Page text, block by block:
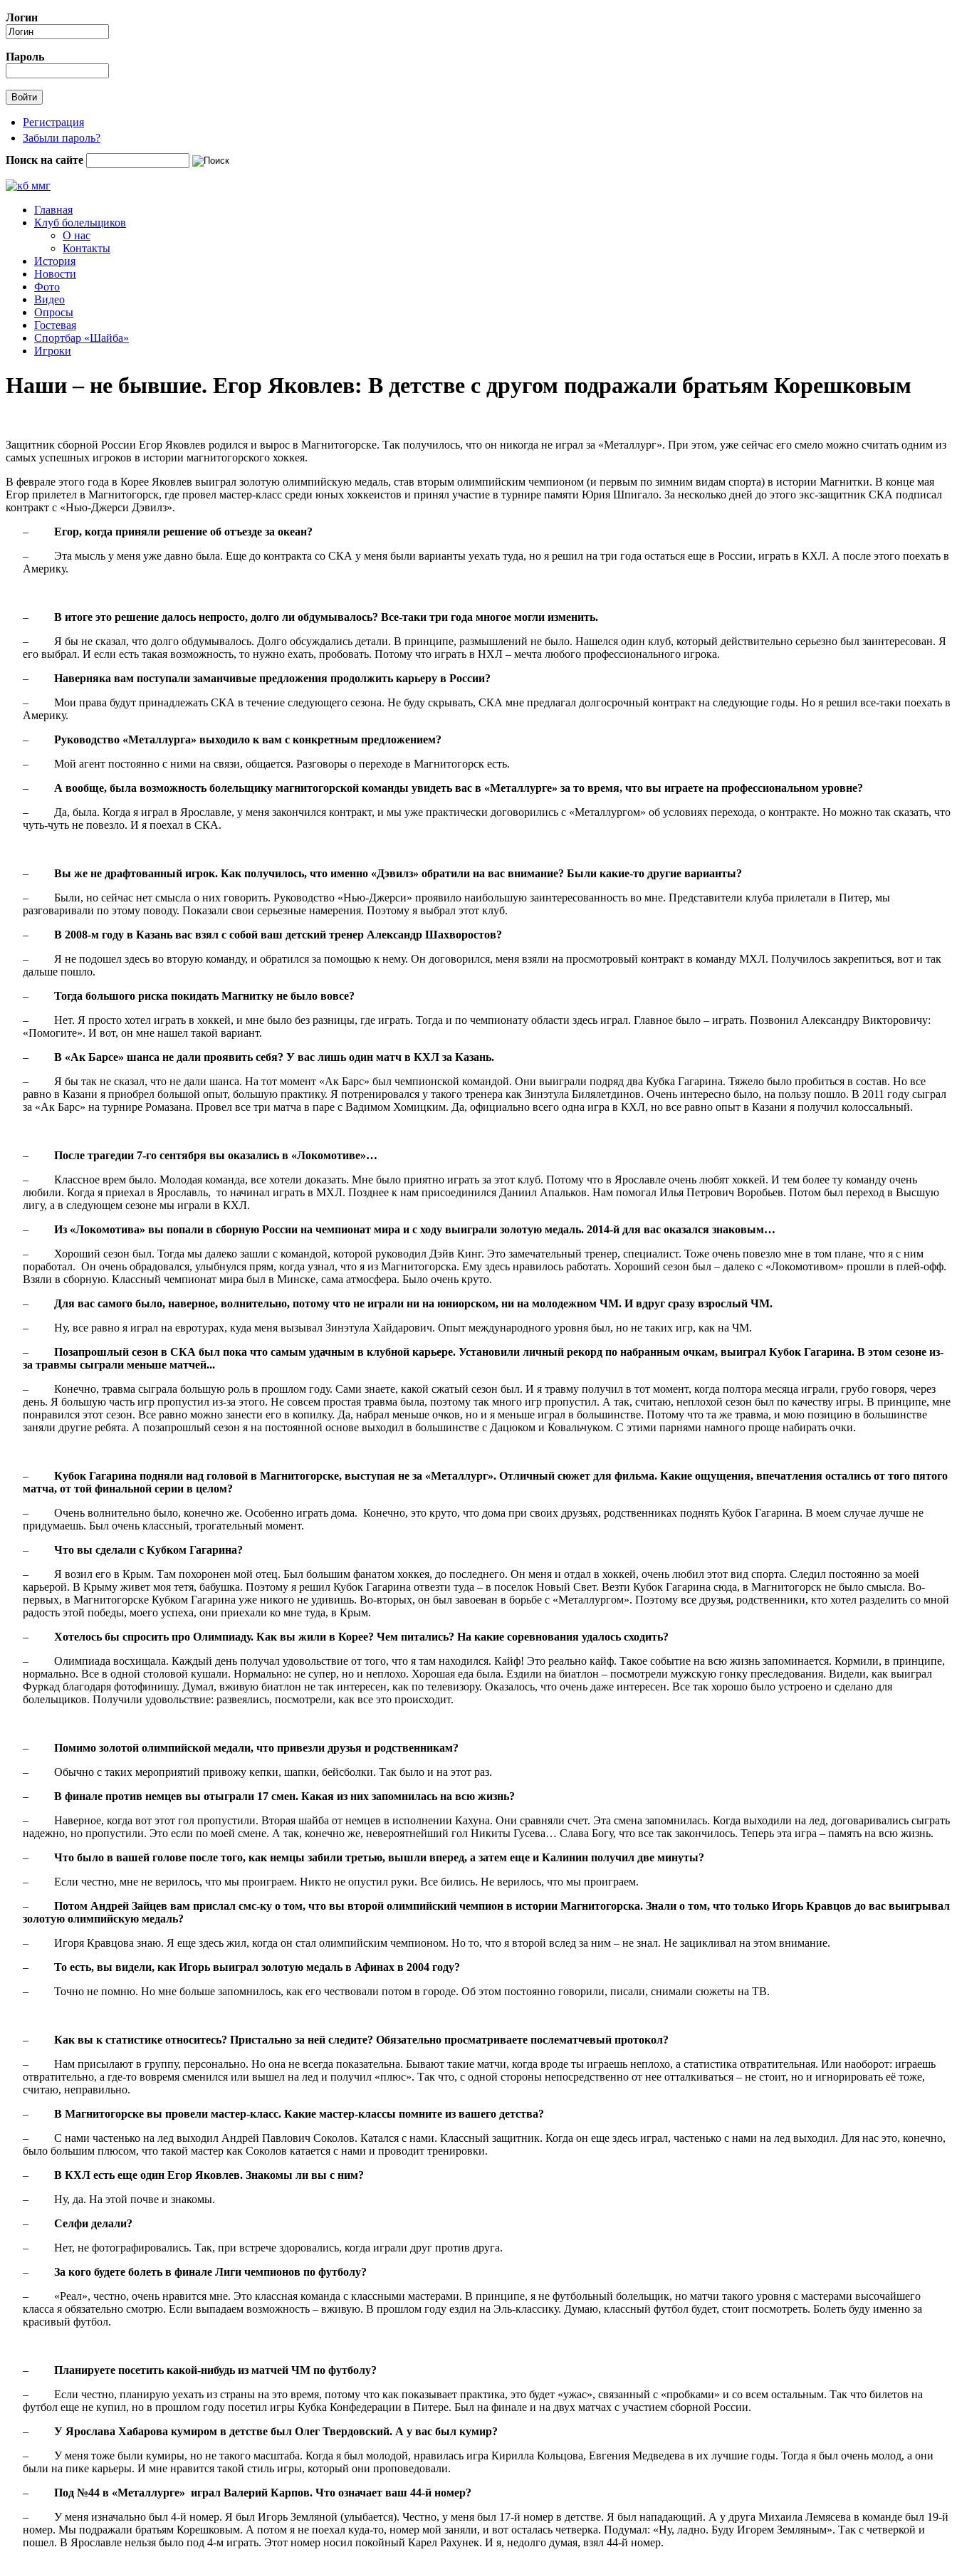
Перейти к основному содержанию
Логин
Пароль
Регистрация
Забыли пароль?
Форма поиска
Поиск на сайте
Главная
Клуб болельщиков
О нас
Контакты
История
Новости
Фото
Видео
Опросы
Гостевая
Спортбар «Шайба»
Игроки
Наши – не бывшие. Егор Яковлев: В детстве с другом подражали братьям Корешковым
Защитник сборной России Егор Яковлев родился и вырос в Магнитогорске. Так получилось, что он никогда не играл за «Металлург». При этом, уже сейчас его смело можно считать одним из
самых успешных игроков в истории магнитогорского хоккея.
В феврале этого года в Корее Яковлев выиграл золотую олимпийскую медаль, став вторым олимпийским чемпионом (и первым по зимним видам спорта) в истории Магнитки. В конце мая
Егор прилетел в Магнитогорск, где провел мастер-класс среди юных хоккеистов и принял участие в турнире памяти Юрия Шпигало. За несколько дней до этого экс-защитник СКА подписал
контракт с «Нью-Джерси Дэвилз».
– Егор, когда приняли решение об отъезде за океан?
– Эта мысль у меня уже давно была. Еще до контракта со СКА у меня были варианты уехать туда, но я решил на три года остаться еще в России, играть в КХЛ. А после этого поехать в
Америку.
– В итоге это решение далось непросто, долго ли обдумывалось? Все-таки три года многое могли изменить.
– Я бы не сказал, что долго обдумывалось. Долго обсуждались детали. В принципе, размышлений не было. Нашелся один клуб, который действительно серьезно был заинтересован. Я
его выбрал. И если есть такая возможность, то нужно ехать, пробовать. Потому что играть в НХЛ – мечта любого профессионального игрока.
– Наверняка вам поступали заманчивые предложения продолжить карьеру в России?
– Мои права будут принадлежать СКА в течение следующего сезона. Не буду скрывать, СКА мне предлагал долгосрочный контракт на следующие годы. Но я решил все-таки поехать в
Америку.
– Руководство «Металлурга» выходило к вам с конкретным предложением?
– Мой агент постоянно с ними на связи, общается. Разговоры о переходе в Магнитогорск есть.
– А вообще, была возможность болельщику магнитогорской команды увидеть вас в «Металлурге» за то время, что вы играете на профессиональном уровне?
– Да, была. Когда я играл в Ярославле, у меня закончился контракт, и мы уже практически договорились с «Металлургом» об условиях перехода, о контракте. Но можно так сказать, что
чуть-чуть не повезло. И я поехал в СКА.
– Вы же не драфтованный игрок. Как получилось, что именно «Дэвилз» обратили на вас внимание? Были какие-то другие варианты?
– Были, но сейчас нет смысла о них говорить. Руководство «Нью-Джерси» проявило наибольшую заинтересованность во мне. Представители клуба прилетали в Питер, мы
разговаривали по этому поводу. Показали свои серьезные намерения. Поэтому я выбрал этот клуб.
– В 2008-м году в Казань вас взял с собой ваш детский тренер Александр Шахворостов?
– Я не подошел здесь во вторую команду, и обратился за помощью к нему. Он договорился, меня взяли на просмотровый контракт в команду МХЛ. Получилось закрепиться, вот и так
дальше пошло.
– Тогда большого риска покидать Магнитку не было вовсе?
– Нет. Я просто хотел играть в хоккей, и мне было без разницы, где играть. Тогда и по чемпионату области здесь играл. Главное было – играть. Позвонил Александру Викторовичу:
«Помогите». И вот, он мне нашел такой вариант.
– В «Ак Барсе» шанса не дали проявить себя? У вас лишь один матч в КХЛ за Казань.
– Я бы так не сказал, что не дали шанса. На тот момент «Ак Барс» был чемпионской командой. Они выиграли подряд два Кубка Гагарина. Тяжело было пробиться в состав. Но все
равно в Казани я приобрел большой опыт, большую практику. Я потренировался у такого тренера как Зинэтула Билялетдинов. Очень интересно было, на пользу пошло. В 2011 году сыграл
за «Ак Барс» на турнире Ромазана. Провел все три матча в паре с Вадимом Хомицким. Да, официально всего одна игра в КХЛ, но все равно опыт в Казани я получил колоссальный.
– После трагедии 7-го сентября вы оказались в «Локомотиве»…
– Классное врем было. Молодая команда, все хотели доказать. Мне было приятно играть за этот клуб. Потому что в Ярославле очень любят хоккей. И тем более ту команду очень
любили. Когда я приехал в Ярославль, то начинал играть в МХЛ. Позднее к нам присоединился Даниил Апальков. Нам помогал Илья Петрович Воробьев. Потом был переход в Высшую
лигу, а в следующем сезоне мы играли в КХЛ.
– Из «Локомотива» вы попали в сборную России на чемпионат мира и с ходу выиграли золотую медаль. 2014-й для вас оказался знаковым…
– Хороший сезон был. Тогда мы далеко зашли с командой, которой руководил Дэйв Кинг. Это замечательный тренер, специалист. Тоже очень повезло мне в том плане, что я с ним
поработал. Он очень обрадовался, улыбнулся прям, когда узнал, что я из Магнитогорска. Ему здесь нравилось работать. Хороший сезон был – далеко с «Локомотивом» прошли в плей-офф.
Взяли в сборную. Классный чемпионат мира был в Минске, сама атмосфера. Было очень круто.
–
Для вас самого было, наверное, волнительно, потому что не играли ни на юниорском, ни на молодежном ЧМ. И вдруг сразу взрослый ЧМ.
– Ну, все равно я играл на евротурах, куда меня вызывал Зинэтула Хайдарович. Опыт международного уровня был, но не таких игр, как на ЧМ.
– Позапрошлый сезон в СКА был пока что самым удачным в клубной карьере. Установили личный рекорд по набранным очкам, выиграл Кубок Гагарина. В этом сезоне из-
за травмы сыграли меньше матчей...
– Конечно, травма сыграла большую роль в прошлом году. Сами знаете, какой сжатый сезон был. И я травму получил в тот момент, когда полтора месяца играли, грубо говоря, через
день. Я большую часть игр пропустил из-за этого. Не совсем простая травма была, поэтому так много игр пропустил. А так, считаю, неплохой сезон был по качеству игры. В принципе, мне
понравился этот сезон. Все равно можно занести его в копилку. Да, набрал меньше очков, но и я меньше играл в большинстве. Потому что та же травма, и мою позицию в большинстве
заняли другие ребята. А позапрошлый сезон я на постоянной основе выходил в большинстве с Дацюком и Ковальчуком. С этими парнями намного проще набирать очки.
– Кубок Гагарина подняли над головой в Магнитогорске, выступая не за «Металлург». Отличный сюжет для фильма. Какие ощущения, впечатления остались от того пятого
матча, от той финальной серии в целом?
– Очень волнительно было, конечно же. Особенно играть дома. Конечно, это круто, что дома при своих друзьях, родственниках поднять Кубок Гагарина. В моем случае лучше не
придумаешь. Был очень классный, трогательный момент.
– Что вы сделали с Кубком Гагарина?
– Я возил его в Крым. Там похоронен мой отец. Был большим фанатом хоккея, до последнего. Он меня и отдал в хоккей, очень любил этот вид спорта. Следил постоянно за моей
карьерой. В Крыму живет моя тетя, бабушка. Поэтому я решил Кубок Гагарина отвезти туда – в поселок Новый Свет. Везти Кубок Гагарина сюда, в Магнитогорск не было смысла. Во-
первых, в Магнитогорске Кубком Гагарина уже никого не удивишь. Во-вторых, он был завоеван в борьбе с «Металлургом». Поэтому все друзья, родственники, кто хотел разделить со мной
радость этой победы, моего успеха, они приехали ко мне туда, в Крым.
– Хотелось бы спросить про Олимпиаду. Как вы жили в Корее? Чем питались? На какие соревнования удалось сходить?
– Олимпиада восхищала. Каждый день получал удовольствие от того, что я там находился. Кайф! Это реально кайф. Такое событие на всю жизнь запоминается. Кормили, в принципе,
нормально. Все в одной столовой кушали. Нормально: не супер, но и неплохо. Хорошая еда была. Ездили на биатлон – посмотрели мужскую гонку преследования. Видели, как выиграл
Фуркад благодаря фотофинишу. Думал, вживую биатлон не так интересен, как по телевизору. Оказалось, что очень даже интересен. Все так хорошо было устроено и сделано для
болельщиков. Получили удовольствие: развеялись, посмотрели, как все это происходит.
– Помимо золотой олимпийской медали, что привезли друзья и родственникам?
– Обычно с таких мероприятий привожу кепки, шапки, бейсболки. Так было и на этот раз.
– В финале против немцев вы отыграли 17 смен. Какая из них запомнилась на всю жизнь?
– Наверное, когда вот этот гол пропустили. Вторая шайба от немцев в исполнении Кахуна. Они сравняли счет. Эта смена запомнилась. Когда выходили на лед, договаривались сыграть
надежно, но пропустили. Это если по моей смене. А так, конечно же, невероятнейший гол Никиты Гусева… Слава Богу, что все так закончилось. Теперь эта игра – память на всю жизнь.
– Что было в вашей голове после того, как немцы забили третью, вышли вперед, а затем еще и Калинин получил две минуты?
– Если честно, мне не верилось, что мы проиграем. Никто не опустил руки. Все бились. Не верилось, что мы проиграем.
– Потом Андрей Зайцев вам прислал смс-ку о том, что вы второй олимпийский чемпион в истории Магнитогорска. Знали о том, что только Игорь Кравцов до вас выигрывал
золотую олимпийскую медаль?
– Игоря Кравцова знаю. Я еще здесь жил, когда он стал олимпийским чемпионом. Но то, что я второй вслед за ним – не знал. Не зацикливал на этом внимание.
– То есть, вы видели, как Игорь выиграл золотую медаль в Афинах в 2004 году?
– Точно не помню. Но мне больше запомнилось, как его чествовали потом в городе. Об этом постоянно говорили, писали, снимали сюжеты на ТВ.
– Как вы к статистике относитесь? Пристально за ней следите? Обязательно просматриваете послематчевый протокол?
– Нам присылают в группу, персонально. Но она не всегда показательна. Бывают такие матчи, когда вроде ты играешь неплохо, а статистика отвратительная. Или наоборот: играешь
отвратительно, а где-то вовремя сменился или вышел на лед и получил «плюс». Так что, с одной стороны непосредственно от нее отталкиваться – не стоит, но и игнорировать её тоже,
считаю, неправильно.
– В Магнитогорске вы провели мастер-класс. Какие мастер-классы помните из вашего детства?
– С нами частенько на лед выходил Андрей Павлович Соколов. Катался с нами. Классный защитник. Когда он еще здесь играл, частенько с нами на лед выходил. Для нас это, конечно,
было большим плюсом, что такой мастер как Соколов катается с нами и проводит тренировки.
– В КХЛ есть еще один Егор Яковлев. Знакомы ли вы с ним?
– Ну, да. На этой почве и знакомы.
– Селфи делали?
– Нет, не фотографировались. Так, при встрече здоровались, когда играли друг против друга.
– За кого будете болеть в финале Лиги чемпионов по футболу?
– «Реал», честно, очень нравится мне. Это классная команда с классными мастерами. В принципе, я не футбольный болельщик, но матчи такого уровня с мастерами высочайшего
класса я обязательно смотрю. Если выпадаем возможность – вживую. В прошлом году ездил на Эль-классику. Думаю, классный футбол будет, стоит посмотреть. Болеть буду именно за
красивый футбол.
– Планируете посетить какой-нибудь из матчей ЧМ по футболу?
– Если честно, планирую уехать из страны на это время, потому что как показывает практика, это будет «ужас», связанный с «пробками» и со всем остальным. Так что билетов на
футбол еще не купил, но в прошлом году посетил игры Кубка Конфедерации в Питере. Был на финале и на двух матчах с участием сборной России.
– У Ярослава Хабарова кумиром в детстве был Олег Твердовский. А у вас был кумир?
– У меня тоже были кумиры, но не такого масштаба. Когда я был молодой, нравилась игра Кирилла Кольцова, Евгения Медведева в их лучшие годы. Тогда я был очень молод, а они
были на пике карьеры. И мне нравится такой стиль игры, который они проповедовали.
– Под №44 в «Металлурге» играл Валерий Карпов. Что означает ваш 44-й номер?
– У меня изначально был 4-й номер. Я был Игорь Земляной (улыбается). Честно, у меня был 17-й номер в детстве. Я был нападающий. А у друга Михаила Лемясева в команде был 19-й
номер. Мы подражали братьям Корешковым. А потом я не поехал куда-то, номер мой заняли, и вот осталась четверка. Подумал: «Ну, ладно. Буду Игорем Земляным». Так с четверкой и
пошел. В Ярославле нельзя было под 4-м играть. Этот номер носил покойный Карел Рахунек. И я, недолго думая, взял 44-й номер.